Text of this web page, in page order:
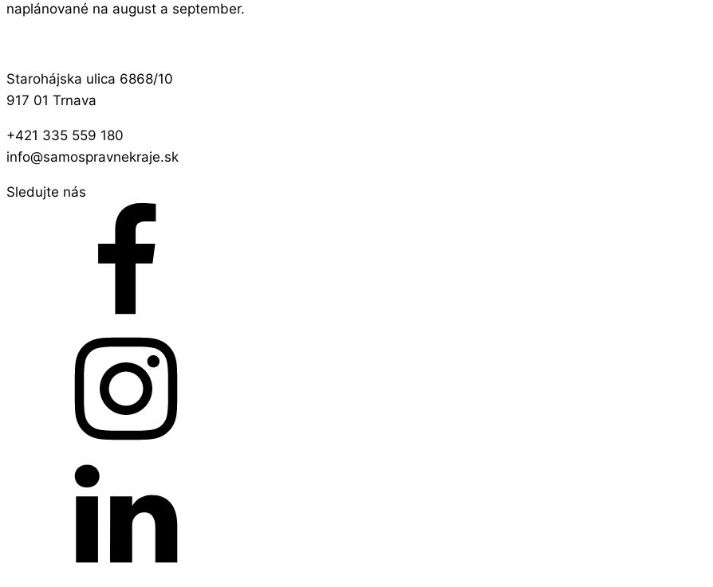
naplánované na august a september.
Starohájska ulica 6868/10
917 01 Trnava
+421 335 559 180
info@samospravnekraje.sk
Sledujte nás